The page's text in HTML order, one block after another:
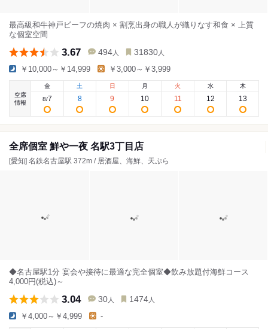
最高級和牛神戸ビーフの焼肉 × 割烹出身の職人が織りなす和食 × 上質
な個室空間
3.67 494 人 31830 人
￥10,000～￥14,999 ￥3,000～￥3,999
空席
情報
金
8/7
土
8
日
9
月
10
火
11
水
12
木
13
全席個室 鮮や一夜 名駅3丁目店
[愛知] 名鉄名古屋駅 372m / 居酒屋、海鮮、天ぷら
◆名古屋駅1分 宴会や接待に最適な完全個室◆飲み放題付海鮮コース
4,000円(税込)～
3.04 30 人 1474 人
￥4,000～￥4,999 -